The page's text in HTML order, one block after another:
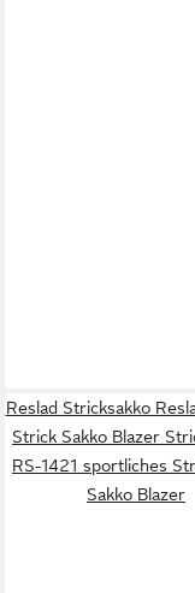
Reslad Stricksakko
Strick Sakko Blazer
RS-1421 sportliches
Sakko Blazer